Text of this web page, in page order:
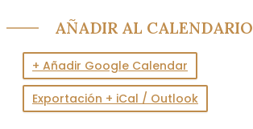
AÑADIR AL CALENDARIO
+ Añadir Google Calendar
Exportación + iCal / Outlook